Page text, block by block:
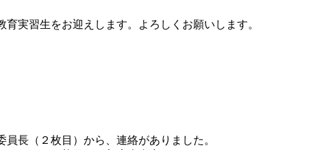
実習生をお迎えします。よろしくお願いします。
長（２枚目）から、連絡がありました。